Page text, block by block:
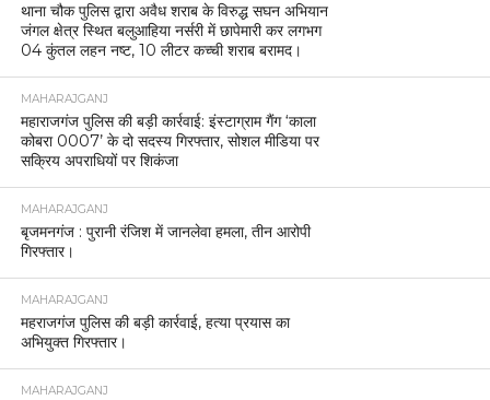
थाना चौक पुलिस द्वारा अवैध शराब के विरुद्ध सघन अभियान
जंगल क्षेत्र स्थित बलुआहिया नर्सरी में छापेमारी कर लगभग
04 कुंतल लहन नष्ट, 10 लीटर कच्ची शराब बरामद।
MAHARAJGANJ
महाराजगंज पुलिस की बड़ी कार्रवाई: इंस्टाग्राम गैंग ‘काला
कोबरा 0007’ के दो सदस्य गिरफ्तार, सोशल मीडिया पर
सक्रिय अपराधियों पर शिकंजा
MAHARAJGANJ
बृजमनगंज : पुरानी रंजिश में जानलेवा हमला, तीन आरोपी
गिरफ्तार।
MAHARAJGANJ
महराजगंज पुलिस की बड़ी कार्रवाई, हत्या प्रयास का
अभियुक्त गिरफ्तार।
MAHARAJGANJ